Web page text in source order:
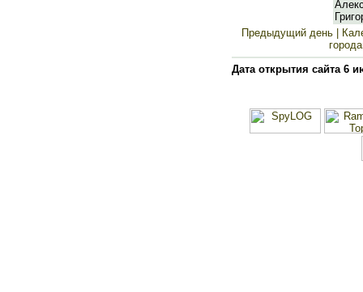
Предыдущий день
|
Дата открытия сайта 6